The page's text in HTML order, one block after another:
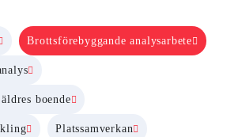
Brottsförebyggande analysarbete
boende
Platssamverkan